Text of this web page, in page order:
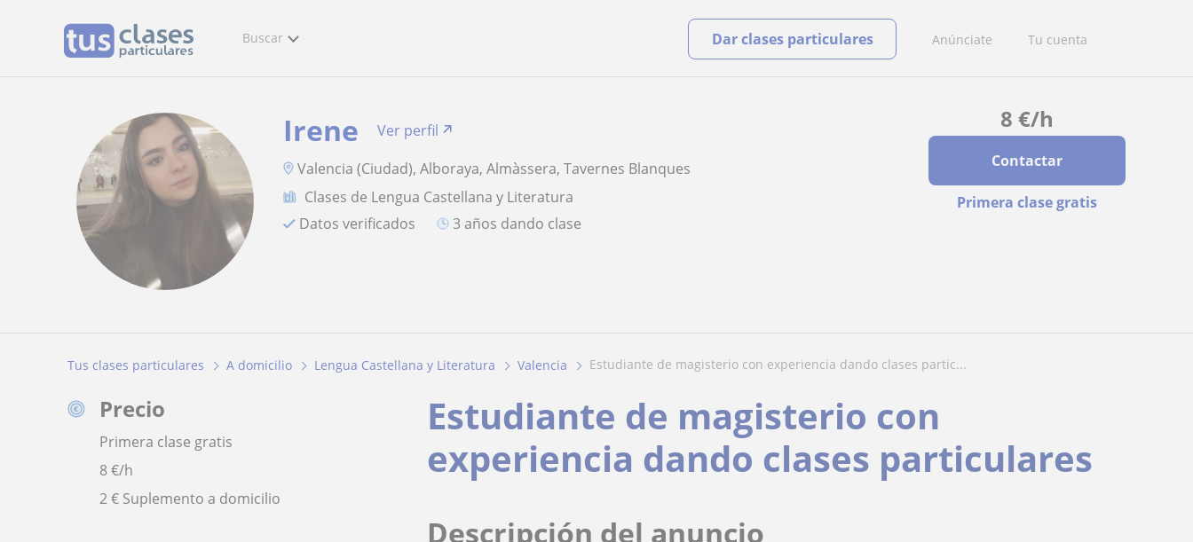
Buscar Anúnciate Tu cuenta
Dar clases particulares
8 €/h
Contactar
Primera clase gratis
Irene
Ver perfil
Valencia (Ciudad), Alboraya, Almàssera, Tavernes Blanques
Clases de Lengua Castellana y Literatura
Datos verificados
3 años dando clase
Tus clases particulares A domicilio Lengua Castellana y Literatura Valencia estudiante de magisterio con experiencia dando clases partic...
Precio
Primera clase gratis
8€/h
2 € Suplemento a domicilio
Estudiante de magisterio con
experiencia dando clases particulares
Descripción del anuncio